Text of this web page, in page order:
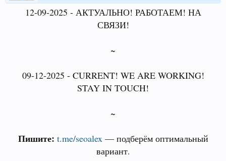
12-09-2025 - АКТУАЛЬНО! РАБОТАЕМ! НА
СВЯЗИ!
~
09-12-2025 - CURRENT! WE ARE WORKING!
STAY IN TOUCH!
~
Пишите: t.me/seoalex— подберём оптимальный
вариант.